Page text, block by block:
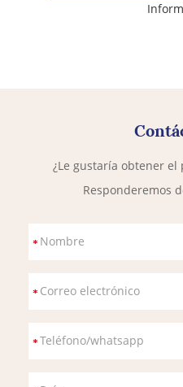
¿Le gustaría obtener el
Responderemos